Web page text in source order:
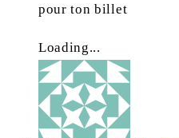
pour ton billet
Loading...